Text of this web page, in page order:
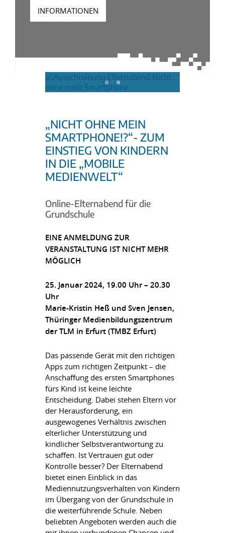
INFORMATIONEN
„NICHT OHNE MEIN
SMARTPHONE!?“- ZUM
EINSTIEG VON KINDERN
IN DIE „MOBILE
MEDIENWELT“
Online-Elternabend für die
Grundschule
EINE ANMELDUNG ZUR
VERANSTALTUNG IST NICHT MEHR
MÖGLICH
25. Januar 2024, 19.00 Uhr – 20.30
Uhr
Marie-Kristin Heß und Sven Jensen,
Thüringer Medienbildungszentrum
der TLM in Erfurt (TMBZ Erfurt)
Das passende Gerät mit den richtigen
Apps zum richtigen Zeitpunkt – die
Anschaffung des ersten Smartphones
fürs Kind ist keine leichte
Entscheidung. Dabei stehen Eltern vor
der Herausforderung, ein
ausgewogenes Verhältnis zwischen
elterlicher Unterstützung und
kindlicher Selbstverantwortung zu
schaffen. Ist Vertrauen gut oder
Kontrolle besser? Der Elternabend
bietet einen Einblick in das
Mediennutzungsverhalten von Kindern
im Übergang von der Grundschule in
die weiterführende Schule. Neben
beliebten Angeboten werden auch die